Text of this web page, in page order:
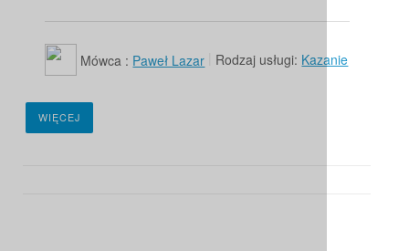
Mówca : Paweł Lazar Rodzaj usługi: Kazanie
WIĘCEJ